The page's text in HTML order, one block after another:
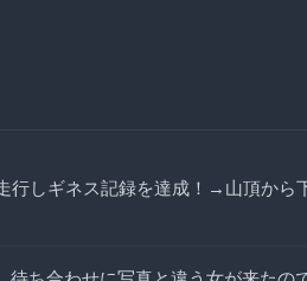
行しギネス記録を達成！→山頂から